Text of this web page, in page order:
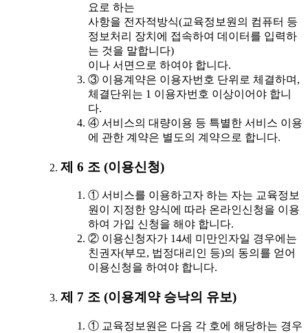
요로 하는
사항을 전자적방식(교육정보원의 컴퓨터 등
정보처리 장치에 접속하여 데이터를 입력하
는 것을 말합니다)
이나 서면으로 하여야 합니다.
③ 이용계약은 이용자번호 단위로 체결하며,
체결단위는 1 이용자번호 이상이어야 합니
다.
④ 서비스의 대량이용 등 특별한 서비스 이용
에 관한 계약은 별도의 계약으로 합니다.
제 6 조 (이용신청)
① 서비스를 이용하고자 하는 자는 교육정보
원이 지정한 양식에 따라 온라인신청을 이용
하여 가입 신청을 해야 합니다.
② 이용신청자가 14세 미만인자일 경우에는
친권자(부모, 법정대리인 등)의 동의를 얻어
이용신청을 하여야 합니다.
제 7 조 (이용계약 승낙의 유보)
① 교육정보원은 다음 각 호에 해당하는 경우